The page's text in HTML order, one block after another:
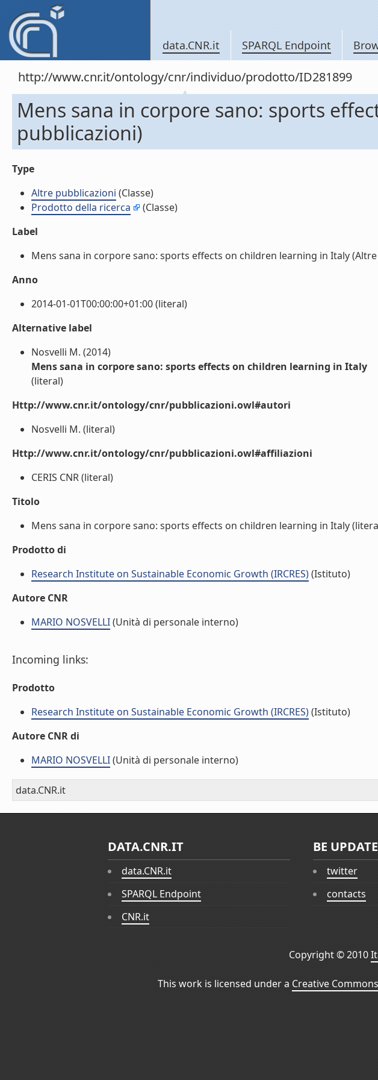
data.CNR.it SPARQL Endpoint
http://www.cnr.it/ontology/cnr/individuo/prodotto/ID281899
Mens sana in corpore sano: sports
pubblicazioni)
Type
Altre pubblicazioni (Classe)
Prodotto della ricerca
(Classe)
Label
Mens sana in corpore sano: sports effects on children learning in Italy
Anno
2014-01-01T00:00:00+01:00 (literal)
Alternative label
Nosvelli M. (2014)
Mens sana in corpore sano: sports effects on children learning in Italy
(literal)
Http://www.cnr.it/ontology/cnr/pubblicazioni.owl#autori
Nosvelli M. (literal)
Http://www.cnr.it/ontology/cnr/pubblicazioni.owl#affiliazioni
CERIS CNR (literal)
Titolo
Mens sana in corpore sano: sports effects on children learning in Italy
Prodotto di
Research Institute on Sustainable Economic Growth (IRCRES)(Istituto)
Autore CNR
MARIO NOSVELLI(Unità di personale interno)
Incoming links:
Prodotto
Research Institute on Sustainable Economic Growth (IRCRES)(Istituto)
Autore CNR di
MARIO NOSVELLI(Unità di personale interno)
data.CNR.it
DATA.CNR.IT
data.CNR.it
SPARQL Endpoint
CNR.it
BE
twitter
contacts
Copyright © 2010
This work is licensed under a Creative